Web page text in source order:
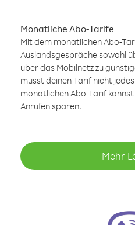
Monatliche Abo-Tarife
Mit dem monatlichen Abo-
Auslandsgespräche sowohl
über das Mobilnetz zu
musst deinen Tarif nicht
monatlichen Abo-Tarif
Anrufen sparen.
Mehr